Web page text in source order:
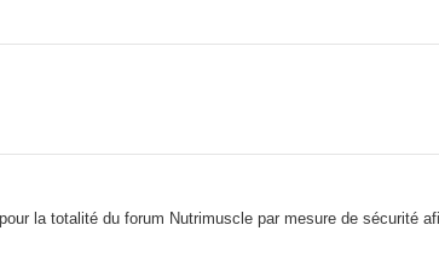
la totalité du forum Nutrimuscle par mesure de sécurité